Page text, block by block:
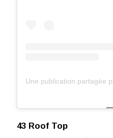
43 Roof Top